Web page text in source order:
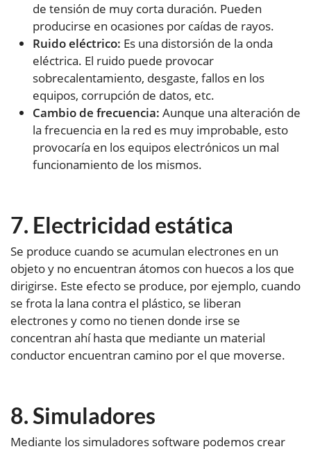
de tensión de muy corta duración. Pueden
producirse en ocasiones por caídas de rayos.
Ruido eléctrico: Es una distorsión de la onda
eléctrica. El ruido puede provocar
sobrecalentamiento, desgaste, fallos en los
equipos, corrupción de datos, etc.
Cambio de frecuencia: Aunque una alteración de
la frecuencia en la red es muy improbable, esto
provocaría en los equipos electrónicos un mal
funcionamiento de los mismos.
Electricidad estática
Se produce cuando se acumulan electrones en un
objeto y no encuentran átomos con huecos a los que
dirigirse. Este efecto se produce, por ejemplo, cuando
se frota la lana contra el plástico, se liberan
electrones y como no tienen donde irse se
concentran ahí hasta que mediante un material
conductor encuentran camino por el que moverse.
Simuladores
Mediante los simuladores software podemos crear